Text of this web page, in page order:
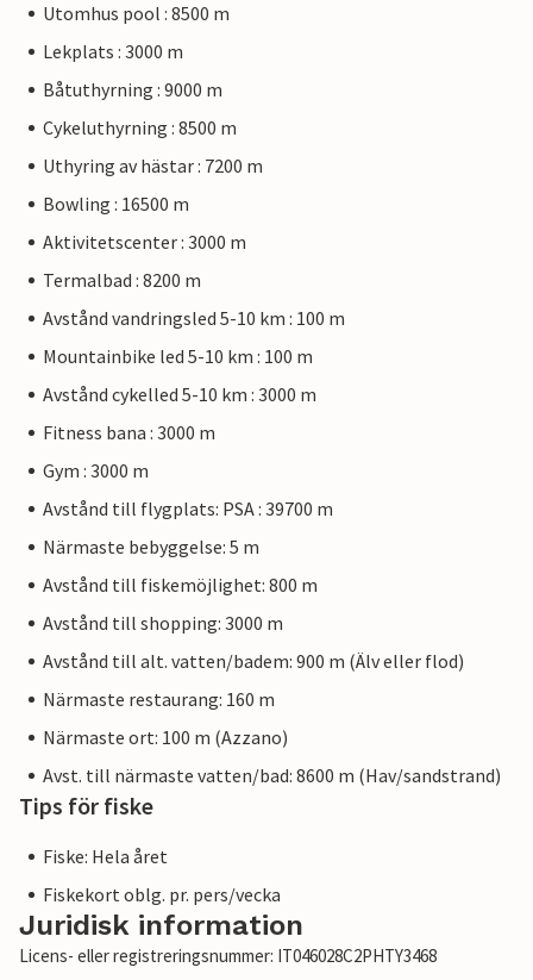
Utomhus pool : 8500 m
Lekplats : 3000 m
Båtuthyrning : 9000 m
Cykeluthyrning : 8500 m
Uthyring av hästar : 7200 m
Bowling : 16500 m
Aktivitetscenter : 3000 m
Termalbad : 8200 m
Avstånd vandringsled 5-10 km : 100 m
Mountainbike led 5-10 km : 100 m
Avstånd cykelled 5-10 km : 3000 m
Fitness bana : 3000 m
Gym : 3000 m
Avstånd till flygplats: PSA : 39700 m
Närmaste bebyggelse: 5 m
Avstånd till fiskemöjlighet: 800 m
Avstånd till shopping: 3000 m
Avstånd till alt. vatten/badem: 900 m (Älv eller flod)
Närmaste restaurang: 160 m
Närmaste ort: 100 m (Azzano)
Avst. till närmaste vatten/bad: 8600 m (Hav/sandstrand)
Tips för fiske
Fiske: Hela året
Fiskekort oblg. pr. pers/vecka
Juridisk information
Licens- eller registreringsnummer: IT046028C2PHTY3468